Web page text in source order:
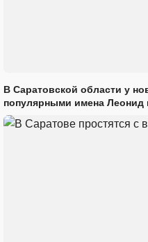
В Саратовской области у
популярными имена Леонид